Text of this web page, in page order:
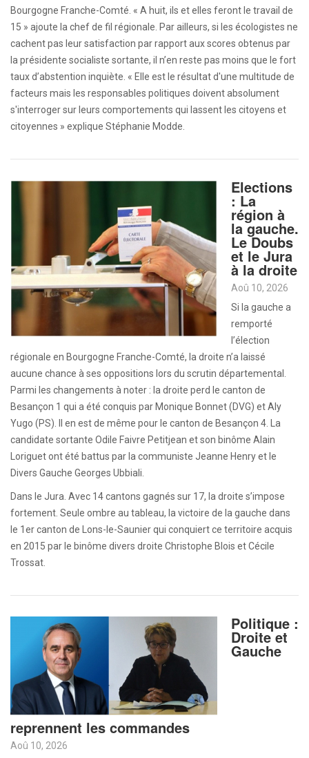
Bourgogne Franche-Comté. « A huit, ils et elles feront le travail de
15 » ajoute la chef de fil régionale. Par ailleurs, si les écologistes ne
cachent pas leur satisfaction par rapport aux scores obtenus par
la présidente socialiste sortante, il n’en reste pas moins que le fort
taux d’abstention inquiète. « Elle est le résultat d'une multitude de
facteurs mais les responsables politiques doivent absolument
s'interroger sur leurs comportements qui lassent les citoyens et
citoyennes » explique Stéphanie Modde.
Elections
: La
région à
la gauche.
Le Doubs
et le Jura
à la droite
Aoû 10, 2026
Si la gauche a
remporté
l’élection
régionale en Bourgogne Franche-Comté, la droite n’a laissé
aucune chance à ses oppositions lors du scrutin départemental.
Parmi les changements à noter : la droite perd le canton de
Besançon 1 qui a été conquis par Monique Bonnet (DVG) et Aly
Yugo (PS). Il en est de même pour le canton de Besançon 4. La
candidate sortante Odile Faivre Petitjean et son binôme Alain
Loriguet ont été battus par la communiste Jeanne Henry et le
Divers Gauche Georges Ubbiali.
Dans le Jura. Avec 14 cantons gagnés sur 17, la droite s’impose
fortement. Seule ombre au tableau, la victoire de la gauche dans
le 1er canton de Lons-le-Saunier qui conquiert ce territoire acquis
en 2015 par le binôme divers droite Christophe Blois et Cécile
Trossat.
Politique :
Droite et
Gauche
reprennent les commandes
Aoû 10, 2026